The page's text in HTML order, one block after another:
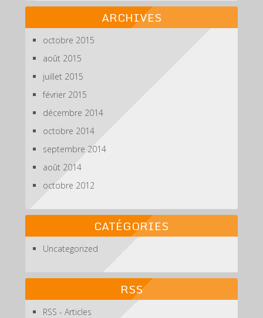
ARCHIVES
octobre 2015
août 2015
juillet 2015
février 2015
décembre 2014
octobre 2014
septembre 2014
août 2014
octobre 2012
CATÉGORIES
Uncategorized
RSS
RSS - Articles